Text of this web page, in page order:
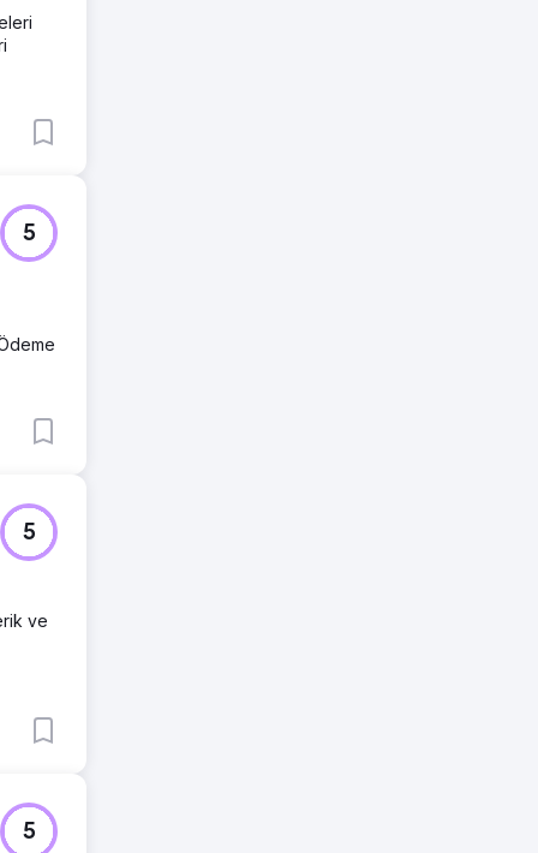
5
5
ve
5